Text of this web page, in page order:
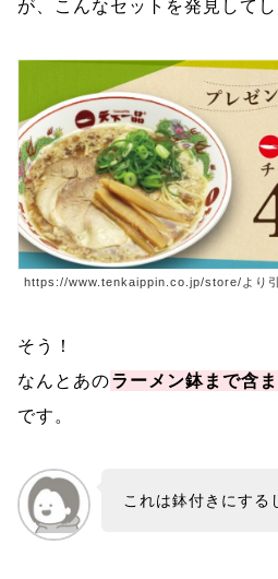
が、こんなセットを発見してし
https://www.tenkaippin.co.jp/store/より
そう！
なんとあのラーメン鉢まで含
です。
これは鉢付きにする